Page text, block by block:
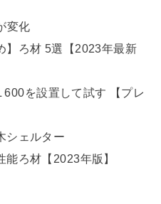
変化
】ろ材 5選【2023年最新
を設置して試す 【プレ
シェルター
ろ材【2023年版】